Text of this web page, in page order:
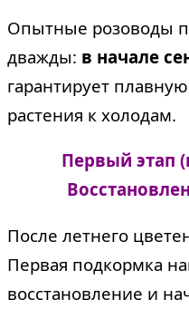
Опытные розоводы
дважды: в начале
гарантирует
растения к холодам.
Первый этап
После летнего
Первая подкормка
восстановление и